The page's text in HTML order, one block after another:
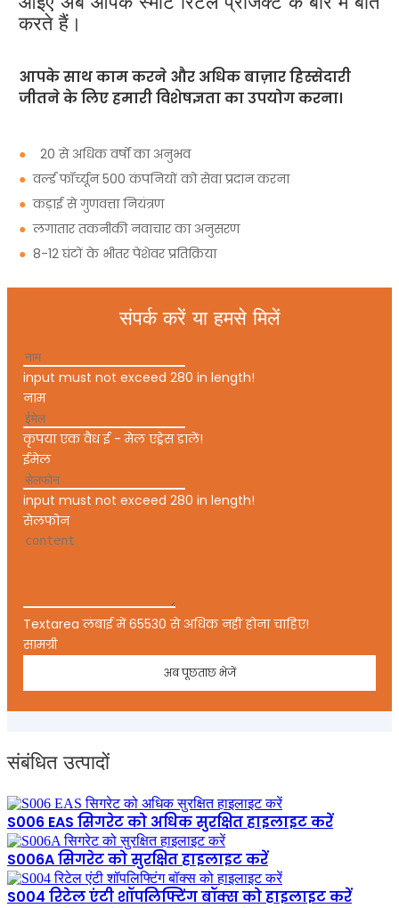
करते हैं।
आपके साथ काम करने और अधिक बाज़ार हिस्सेदारी
जीतने के लिए हमारी विशेषज्ञता का उपयोग करना।
●
20 से अधिक वर्षों का अनुभव
●वर्ल्ड फॉर्च्यून 500 कंपनियों को सेवा प्रदान करना
●कड़ाई से गुणवत्ता नियंत्रण
●लगातार तकनीकी नवाचार का अनुसरण
●8-12 घंटों के भीतर पेशेवर प्रतिक्रिया
संपर्क करें या हमसे मिलें
input must not exceed 280 in length!
नाम
कृपया एक वैध ई - मेल एड्रेस डालें!
ईमेल
input must not exceed 280 in length!
सेलफोन
Textarea लंबाई में 65530 से अधिक नहीं होना चाहिए!
सामग्री
अब पूछताछ भेजें
संबंधित उत्पादों
S006 EAS सिगरेट को अधिक सुरक्षित हाइलाइट करें
S006A सिगरेट को सुरक्षित हाइलाइट करें
S004 रिटेल एंटी शॉपलिफ्टिंग बॉक्स को हाइलाइट करें